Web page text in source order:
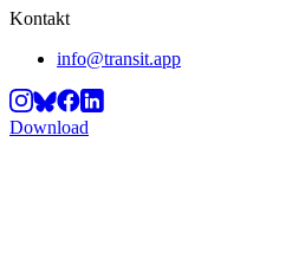
Kontakt
info@transit.app
Download